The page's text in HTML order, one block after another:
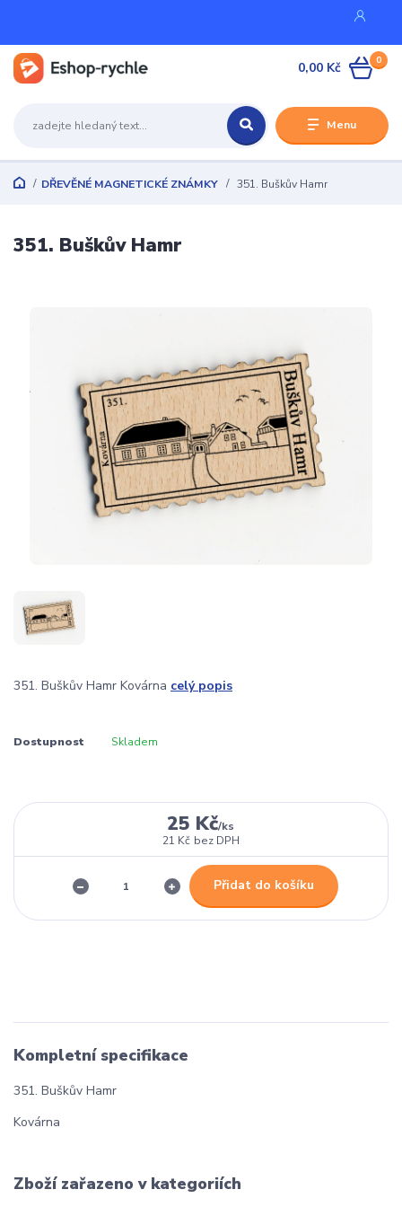
Menu
0
0,00 Kč
DŘEVĚNÉ MAGNETICKÉ ZNÁMKY 351. Buškův Hamr
351. Buškův Hamr
351. Buškův Hamr Kovárna celý popis
Dostupnost Skladem
25 Kč/ks
21 Kč bez DPH
Přidat do košíku
Kompletní specifikace
351. Buškův Hamr
Kovárna
Zboží zařazeno v kategoriích